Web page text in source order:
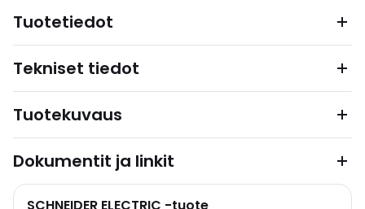
Tuotetiedot
Tekniset tiedot
Tuotekuvaus
Dokumentit ja linkit